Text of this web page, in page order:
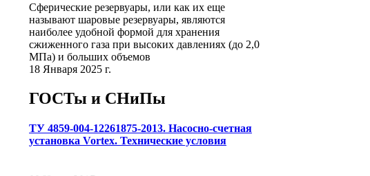
Сферические резервуары, или как их еще
называют шаровые резервуары, являются
наиболее удобной формой для хранения
сжиженного газа при высоких давлениях (до 2,0
МПа) и больших объемов
18 Января 2025 г.
ГОСТы и СНиПы
ТУ 4859-004-12261875-2013. Насосно-счетная
установка Vortex. Технические условия